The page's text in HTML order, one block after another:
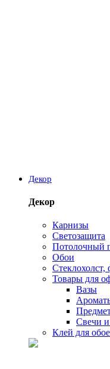
Декор
Декор
Карнизы
Светозащита
Потолочный
Обои
Стеклохолст,
Товары для
Вазы
Свечи
Клей для